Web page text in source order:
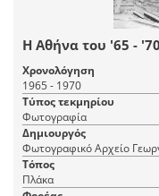
Η Αθήνα του '65 -
Χρονολόγηση
1965 - 1970
Τύπος τεκμηρίου
Φωτογραφία
Δημιουργός
Φωτογραφικό Αρχείο
Τόπος
Πλάκα